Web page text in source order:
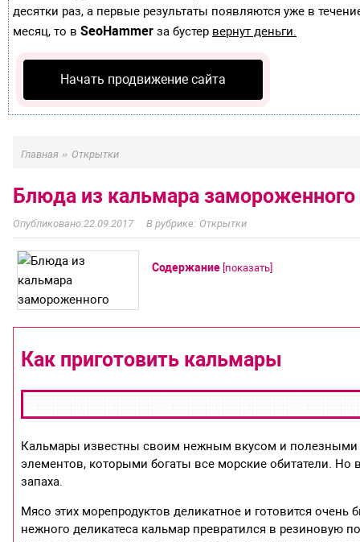
десятки раз, а первые результаты появляются уже в
месяц, то в SeoHammer за бустер вернут деньги.
Начать продвижение сайта
Главная » Открытки
Блюда из кальмара замороженного
22.09.2017 Открытки
Содержание [показать]
Как приготовить кальмары
Кальмары известны своим нежным вкусом и полезными
элементов, которыми богаты все морские обитатели.
запаха.
Мясо этих морепродуктов деликатное и готовится очень
нежного деликатеса кальмар превратился в резиновую